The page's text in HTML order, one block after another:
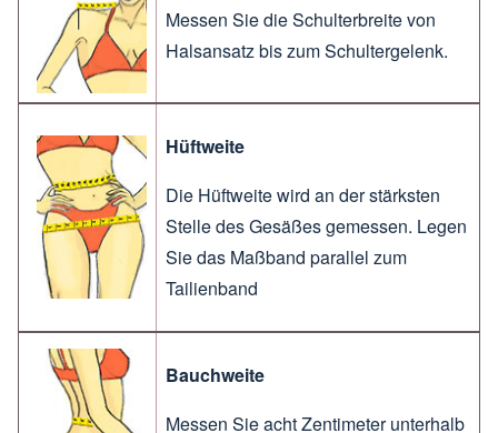
Messen Sie die Schulterbreite von
Halsansatz bis zum Schultergelenk.
Hüftweite
Die Hüftweite wird an der stärksten
Stelle des Gesäßes gemessen. Legen
Sie das Maßband parallel zum
Tailienband
Bauchweite
Messen Sie acht Zentimeter unterhalb